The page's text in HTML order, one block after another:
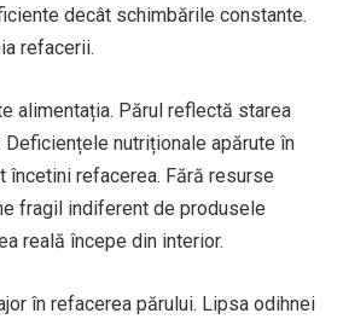
decât schimbările constante.
refacerii.
alimentația. Părul reflectă starea
Deficiențele nutriționale apărute în
încetini refacerea. Fără resurse
fragil indiferent de produsele
reală începe din interior.
în refacerea părului. Lipsa odihnei